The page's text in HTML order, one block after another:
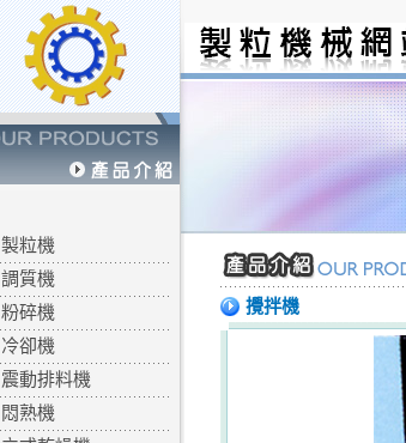
製粒機
調質機
粉碎機
冷卻機
震動排料機
悶熟機
攪拌機